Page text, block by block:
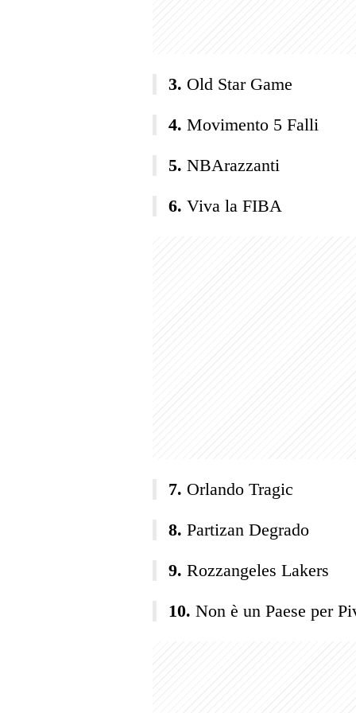
Old Star Game
Movimento 5 Falli
NBArazzanti
Viva la FIBA
Orlando Tragic
Partizan Degrado
Rozzangeles Lakers
Non è un Paese per